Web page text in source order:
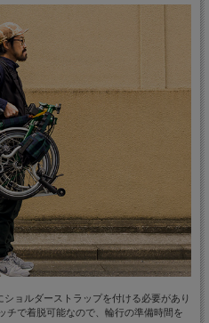
ョルダーストラップを付ける必要があり
チで着脱可能なので、輪行の準備時間を